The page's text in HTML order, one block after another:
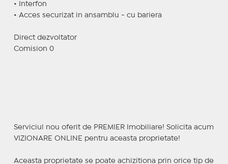
• Interfon
• Acces securizat in ansamblu - cu bariera
Direct dezvoltator
Comision 0
Serviciul nou oferit de PREMIER Imobiliare! Solicita acum
VIZIONARE ONLINE pentru aceasta proprietate!
Aceasta proprietate se poate achizitiona prin orice tip de